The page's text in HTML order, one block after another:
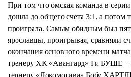
При том что омская команда в
дошла до общего счета 3:1, а потом
проиграла. Самым обидным был
ярославцы, проигрывая, сравняли
окончания основного времени
тренеру ХК «Авангард» Ги БУШЕ –
тернеру «Локомотива» Бобу